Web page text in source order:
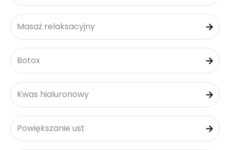
Masaż relaksacyjny
Botox
Kwas hialuronowy
Powiększanie ust